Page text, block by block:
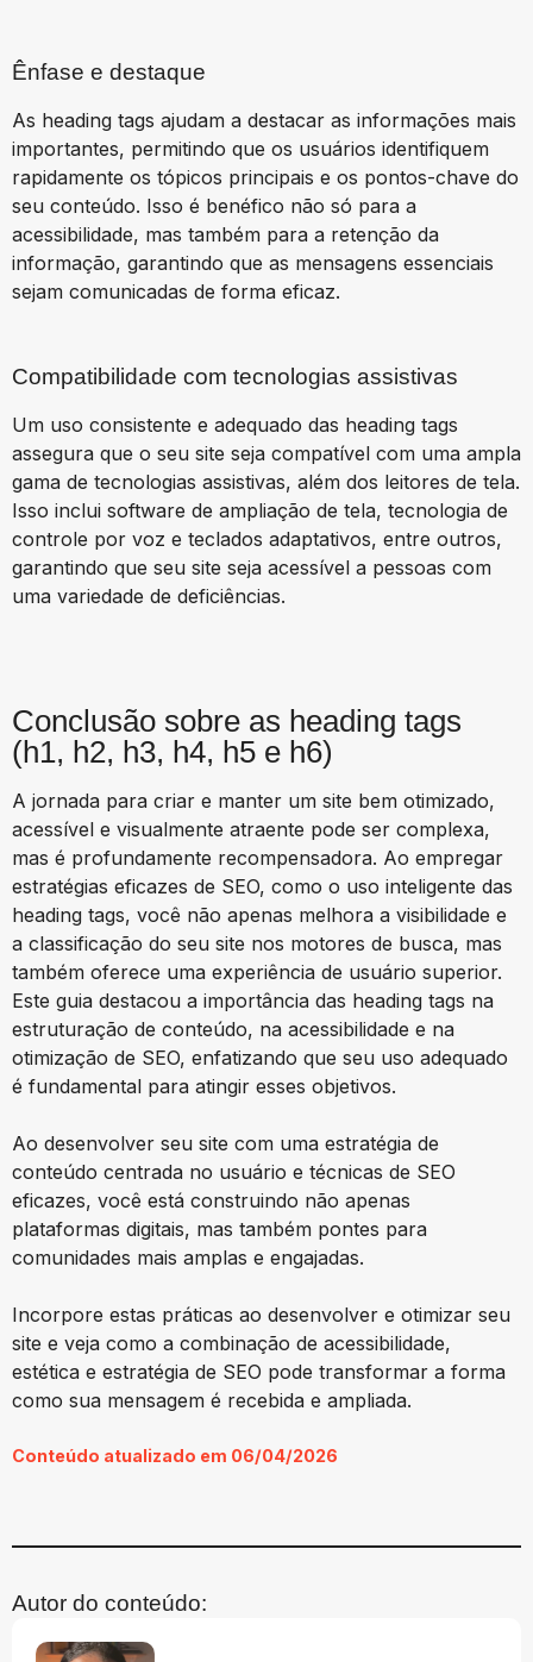
Ênfase e destaque
As heading tags ajudam a destacar as informações mais
importantes, permitindo que os usuários identifiquem
rapidamente os tópicos principais e os pontos-chave do
seu conteúdo. Isso é benéfico não só para a
acessibilidade, mas também para a retenção da
informação, garantindo que as mensagens essenciais
sejam comunicadas de forma eficaz.
Compatibilidade com tecnologias assistivas
Um uso consistente e adequado das heading tags
assegura que o seu site seja compatível com uma ampla
gama de tecnologias assistivas, além dos leitores de tela.
Isso inclui software de ampliação de tela, tecnologia de
controle por voz e teclados adaptativos, entre outros,
garantindo que seu site seja acessível a pessoas com
uma variedade de deficiências.
Conclusão sobre as heading tags
(h1, h2, h3, h4, h5 e h6)
A jornada para criar e manter um site bem otimizado,
acessível e visualmente atraente pode ser complexa,
mas é profundamente recompensadora. Ao empregar
estratégias eficazes de SEO, como o uso inteligente das
heading tags, você não apenas melhora a visibilidade e
a classificação do seu site nos motores de busca, mas
também oferece uma experiência de usuário superior.
Este guia destacou a importância das heading tags na
estruturação de conteúdo, na acessibilidade e na
otimização de SEO, enfatizando que seu uso adequado
é fundamental para atingir esses objetivos.
Ao desenvolver seu site com uma estratégia de
conteúdo centrada no usuário e técnicas de SEO
eficazes, você está construindo não apenas
plataformas digitais, mas também pontes para
comunidades mais amplas e engajadas.
Incorpore estas práticas ao desenvolver e otimizar seu
site e veja como a combinação de acessibilidade,
estética e estratégia de SEO pode transformar a forma
como sua mensagem é recebida e ampliada.
Conteúdo atualizado em 06/04/2026
Autor do conteúdo: